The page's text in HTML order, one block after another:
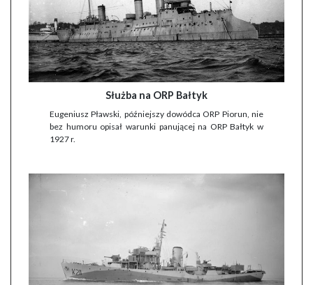
Służba na ORP Bałtyk
Eugeniusz Pławski, późniejszy dowódca ORP Piorun, nie
bez humoru opisał warunki panującej na ORP Bałtyk w
1927 r.